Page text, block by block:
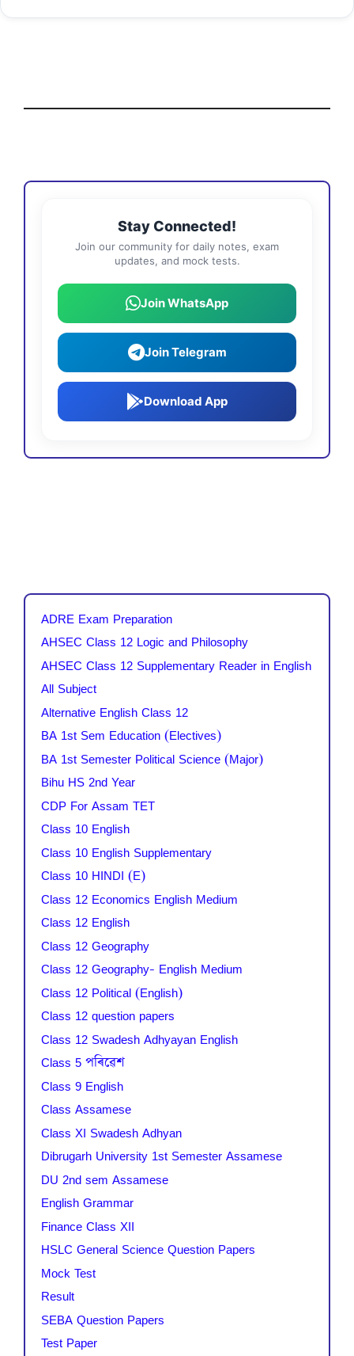
Stay Connected!
Join our community for daily notes, exam
updates, and mock tests.
Join WhatsApp
Join Telegram
Download App
ADRE Exam Preparation
AHSEC Class 12 Logic and Philosophy
AHSEC Class 12 Supplementary Reader in English
All Subject
Alternative English Class 12
BA 1st Sem Education (Electives)
BA 1st Semester Political Science (Major)
Bihu HS 2nd Year
CDP For Assam TET
Class 10 English
Class 10 English Supplementary
Class 10 HINDI (E)
Class 12 Economics English Medium
Class 12 English
Class 12 Geography
Class 12 Geography- English Medium
Class 12 Political (English)
Class 12 question papers
Class 12 Swadesh Adhyayan English
Class 5 পৰিৱেশ
Class 9 English
Class Assamese
Class XI Swadesh Adhyan
Dibrugarh University 1st Semester Assamese
DU 2nd sem Assamese
English Grammar
Finance Class XII
HSLC General Science Question Papers
Mock Test
Result
SEBA Question Papers
Test Paper